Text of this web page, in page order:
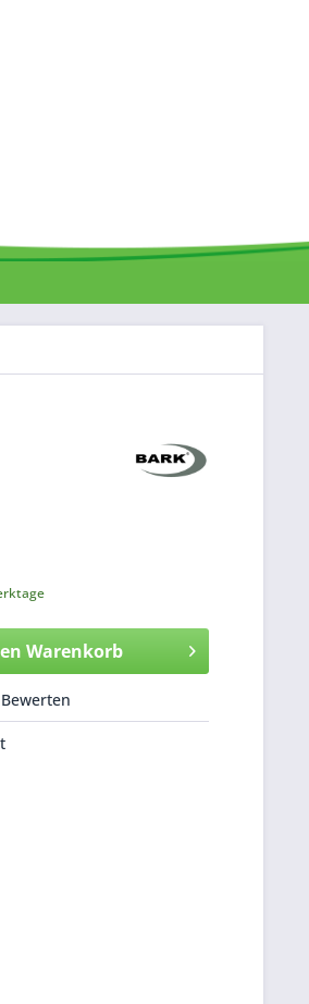
Warenkorb
Bewerten